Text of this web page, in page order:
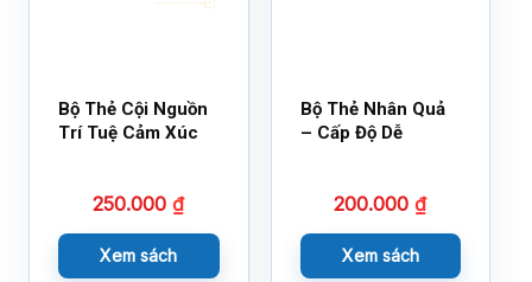
Bộ Thẻ Cội Nguồn
Trí Tuệ Cảm Xúc
250.000₫
Xem sách
Bộ Thẻ Nhân Quả
– Cấp Độ Dễ
200.000₫
Xem sách